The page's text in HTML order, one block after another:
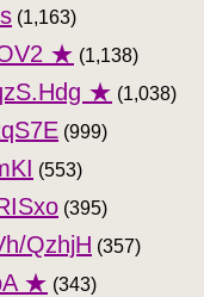
(1,163)
★ (1,138)
★ (1,038)
(999)
(553)
(395)
QzhjH (357)
★ (343)